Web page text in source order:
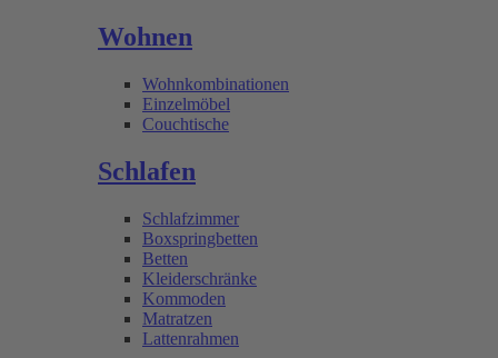
Wohnen
Wohnkombinationen
Einzelmöbel
Couchtische
Schlafen
Schlafzimmer
Boxspringbetten
Betten
Kleiderschränke
Kommoden
Matratzen
Lattenrahmen